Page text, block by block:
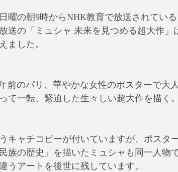
曜の朝9時からNHK教育で放送されている
送の「ミュシャ 未来を見つめる超大作
ました。
前のパリ、華やかな女性のポスターで大
て一転、緊迫した生々しい超大作を描く
キャチコピーが付いていますが、ポスタ
族の歴史」を描いたミュシャも同一人物
うアートを後世に残しています。